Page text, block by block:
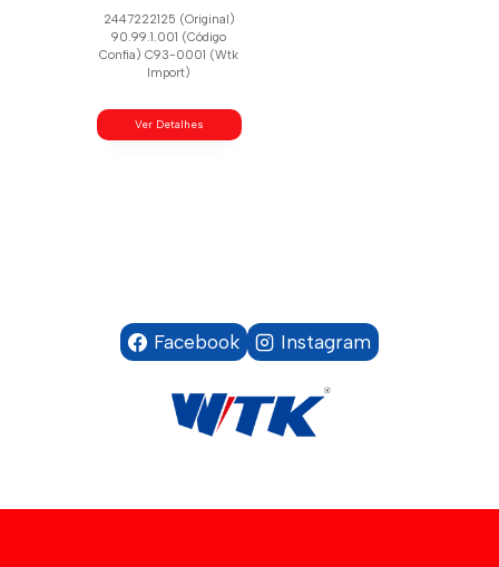
2447222125 (Original)
90.99.1.001 (Código
Confia) C93-0001 (Wtk
Import)
Ver Detalhes
Facebook Instagram